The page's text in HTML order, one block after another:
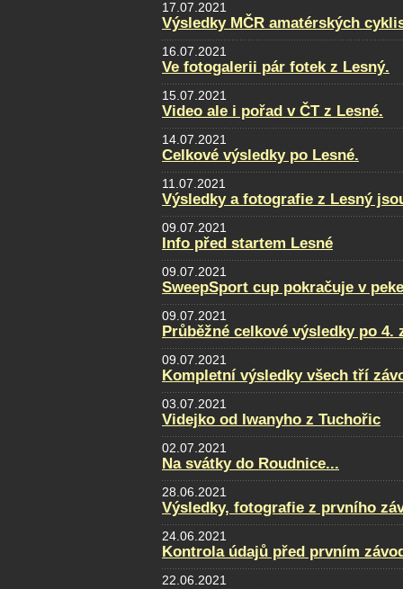
17.07.2021
Výsledky MČR amatérských
16.07.2021
Ve fotogalerii pár fotek z Lesný.
15.07.2021
Video ale i pořad v ČT z Lesné.
14.07.2021
Celkové výsledky po Lesné.
11.07.2021
Výsledky a fotografie z Lesný
09.07.2021
Info před startem Lesné
09.07.2021
SweepSport cup pokračuje v
09.07.2021
Průběžné celkové výsledky po 4.
09.07.2021
Kompletní výsledky všech tří
03.07.2021
Videjko od Iwanyho z Tuchořic
02.07.2021
Na svátky do Roudnice...
28.06.2021
Výsledky, fotografie z prvního
24.06.2021
Kontrola údajů před prvním
22.06.2021